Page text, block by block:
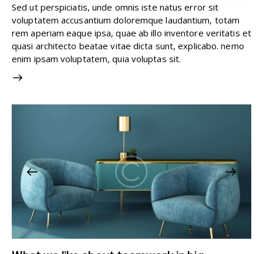
Sed ut perspiciatis, unde omnis iste natus error sit
voluptatem accusantium doloremque laudantium, totam
rem aperiam eaque ipsa, quae ab illo inventore veritatis et
quasi architecto beatae vitae dicta sunt, explicabo. nemo
enim ipsam voluptatem, quia voluptas sit.